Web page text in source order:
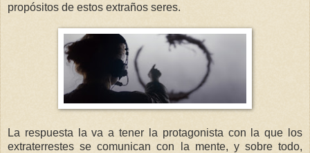
propósitos de estos extraños seres.
La respuesta la va a tener la protagonista con la que los
extraterrestes se comunican con la mente, y sobre todo,